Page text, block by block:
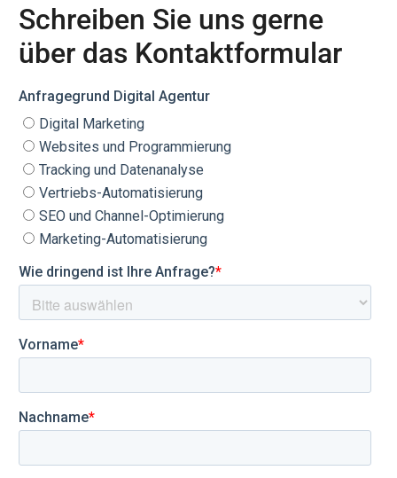
Schreiben Sie uns gerne
über das Kontaktformular